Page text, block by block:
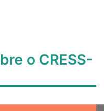
o CRESS-